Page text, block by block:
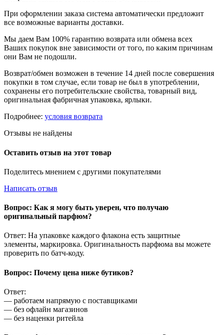
При оформлении заказа система автоматически предложит
все возможные варианты доставки.
Мы даем Вам 100% гарантию возврата или обмена всех
Ваших покупок вне зависимости от того, по каким причинам
они Вам не подошли.
Возврат/обмен возможен в течение 14 дней после совершения
покупки в том случае, если товар не был в употреблении,
сохранены его потребительские свойства, товарный вид,
оригинальная фабричная упаковка, ярлыки.
Подробнее: условия возврата
Отзывы не найдены
Оставить отзыв на этот товар
Поделитесь мнением с другими покупателями
Написать отзыв
Вопрос: Как я могу быть уверен, что получаю
оригинальный парфюм?
Ответ: На упаковке каждого флакона есть защитные
элементы, маркировка. Оригинальность парфюма вы можете
проверить по батч-коду.
Вопрос: Почему цена ниже бутиков?
Ответ:
— работаем напрямую с поставщиками
— без офлайн магазинов
— без наценки ритейла